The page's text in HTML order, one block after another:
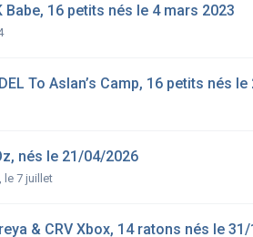
Babe, 16 petits nés le 4 mars 2023
To Aslan’s Camp, 16 petits nés
nés le 21/04/2026
le 7 juillet
& CRV Xbox, 14 ratons nés le